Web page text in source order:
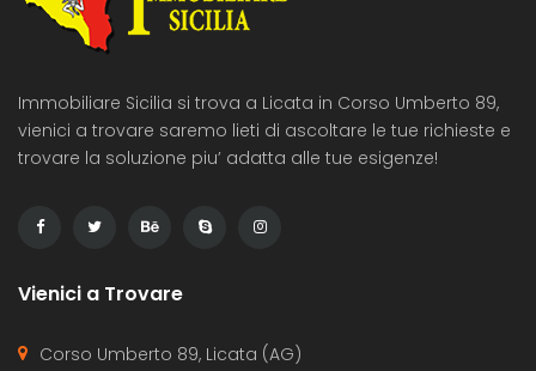
Immobiliare Sicilia si trova a Licata in Corso Umberto 89,
vienici a trovare saremo lieti di ascoltare le tue richieste e
trovare la soluzione piu’ adatta alle tue esigenze!
Vienici a Trovare
Corso Umberto 89, Licata (AG)